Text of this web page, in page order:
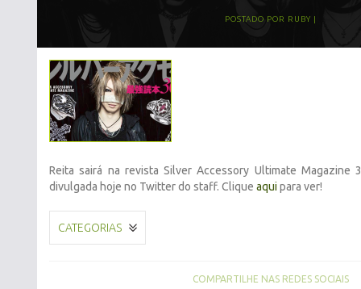
POSTADO POR RUBY
Reita sairá na revista Silver Accessory Ultimate
divulgada hoje no Twitter do staff. Clique aqui para ver!
CATEGORIAS
COMPARTILHE NAS REDES SOCIAIS